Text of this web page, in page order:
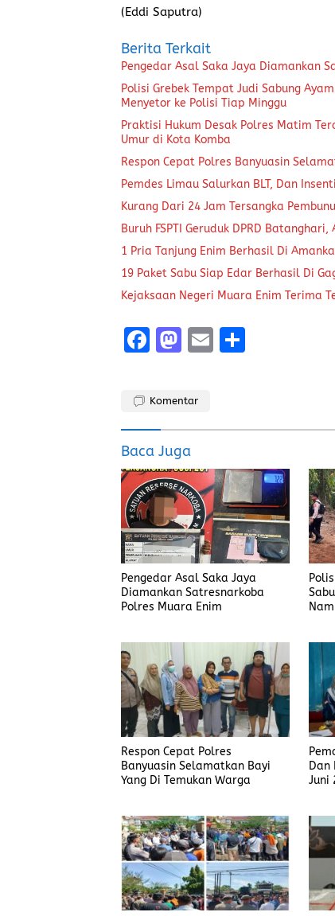
(Eddi Saputra)
Berita Terkait
Pengedar Asal Saka Jaya Diamankan
Polisi Grebek Tempat Judi Sabung
Menyetor ke Polisi Tiap Minggu
Praktisi Hukum Desak Polres Matim
Umur di Kota Komba
Respon Cepat Polres Banyuasin
Pemdes Limau Salurkan BLT, Dan
Kurang Dari 24 Jam Tersangka
Buruh FSPTI Geruduk DPRD
1 Pria Tanjung Enim Berhasil Di
19 Paket Sabu Siap Edar Berhasil Di
Kejaksaan Negeri Muara Enim Terima
F
ce
o
o
k
M
st
d
o
n
E
Komentar
Baca Juga
Pengedar Asal Saka Jaya
Diamankan Satresnarkoba
Polres Muara Enim
Respon Cepat Polres
Banyuasin Selamatkan Bayi
Yang Di Temukan Warga
Dan
Juni